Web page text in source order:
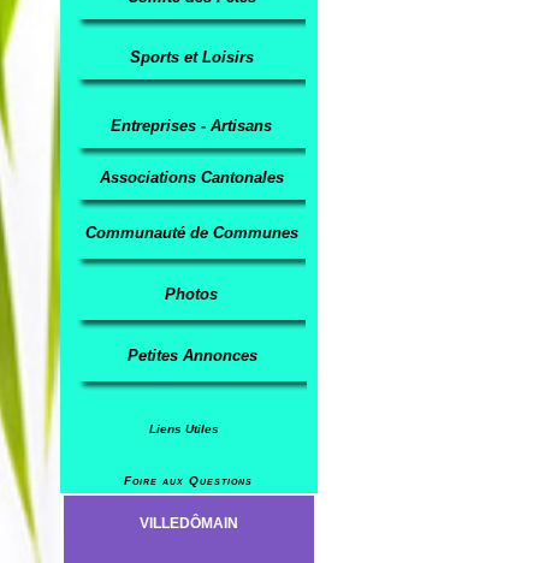
Sports et Loisirs
Entreprises - Artisans
Associations Cantonales
Communauté de Communes
Photos
Petites Annonces
Liens Utiles
Foire aux Questions